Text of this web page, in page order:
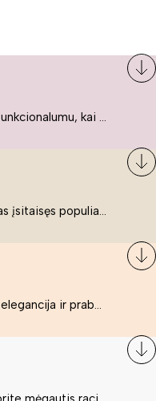
Šiuolaikiniai baldai žavi išskirtiniu funkcionalumu, kai kurie jų pelnytai net pavadinami meno kūriniais, nes jie tikrai yra išskirtiniai, originalūs ir puikiai atliepiantys į šiuolaikinių žmonių poreikius bei gyvenimo būdo ypatumus.
Skandinaviškas stilius jau kuris laikas įsitaisęs populiariausiųjų sąraše. Namai, butai labai dažnai įrengiami remiantis būtent šio stiliaus ypatumais. Dėl švelnių spalvų, praktiškumo ir estetikos jis masina tuos, kurie neabejingi šviesiem ar neutralių spalvų koloritui, paprastumui, funkcionalumui, natūralumui ir stilingai estetikai. Platų skandinaviškų baldų spektrą rasite „Deinavos baldų“ asortimente.
Klasikiniai baldai alsuoja solidumu, elegancija ir prabanga. Paprastai jie būna masyvūs, kuria didybės įspūdį. Neabejotinai jie bus geriausias pasirinkimas estetiškam ir rafinuotam klasikiniam namų interjerui. Kartais klasikiniai baldai traktuojami kaip senoviniai, bet tai ne tiesa – klasika yra stilius, neišsemiama elegancija ir rafinuotumas.